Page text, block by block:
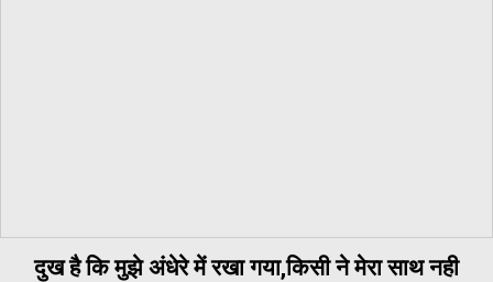
दुख है कि मुझे अंधेरे में रखा गया,किसी ने मेरा साथ नही